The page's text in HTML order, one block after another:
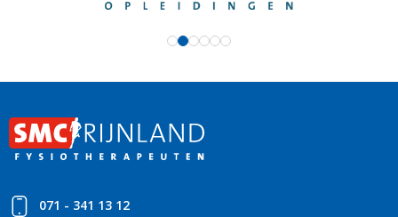
071 - 341 13 12